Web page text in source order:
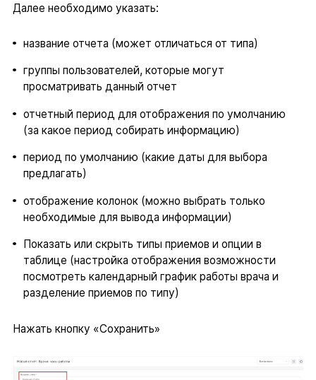
Далее необходимо указать:
название отчета (может отличаться от типа)
группы пользователей, которые могут
просматривать данный отчет
отчетный период для отображения по умолчанию
(за какое период собирать информацию)
период по умолчанию (какие даты для выбора
предлагать)
отображение колонок (можно выбрать только
необходимые для вывода информации)
Показать или скрыть типы приемов и опции в
таблице (настройка отображения возможности
посмотреть календарный график работы врача и
разделение приемов по типу)
Нажать кнопку «Сохранить»